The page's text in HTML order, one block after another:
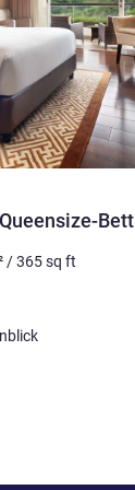
Bett
/365sq ft